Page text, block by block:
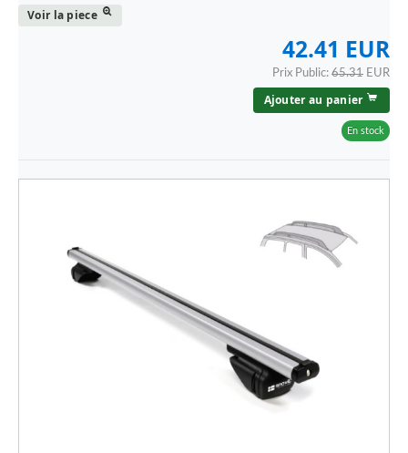
SKODA
TESLA FOR
VOLKSWAGEN
Voir la piece
42.41 EUR
Prix Public: 65.31 EUR
Ajouter au panier
En stock